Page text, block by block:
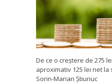
De ce o creștere de 275
aproximativ 125 lei net la
Sorin-Marian Știuriuc